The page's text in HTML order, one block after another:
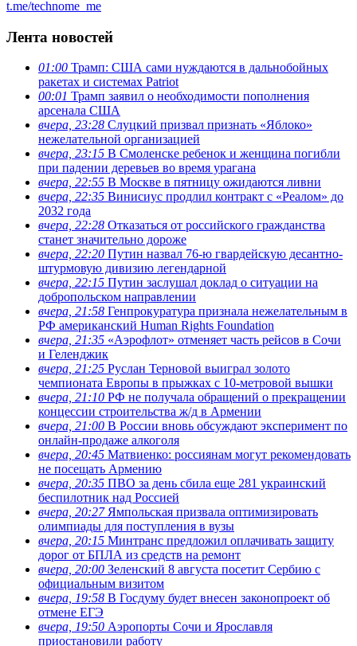
t.me/technome_me
Лента новостей
01:00 Трамп: США сами нуждаются в дальнобойных
ракетах и системах Patriot
00:01 Трамп заявил о необходимости пополнения
арсенала США
вчера, 23:28 Слуцкий призвал признать «Яблоко»
нежелательной организацией
вчера, 23:15 В Смоленске ребенок и женщина погибли
при падении деревьев во время урагана
вчера, 22:55 В Москве в пятницу ожидаются ливни
вчера, 22:35 Винисиус продлил контракт с «Реалом» до
2032 года
вчера, 22:28 Отказаться от российского гражданства
станет значительно дороже
вчера, 22:20 Путин назвал 76-ю гвардейскую десантно-
штурмовую дивизию легендарной
вчера, 22:15 Путин заслушал доклад о ситуации на
добропольском направлении
вчера, 21:58 Генпрокуратура признала нежелательным в
РФ американский Human Rights Foundation
вчера, 21:35 «Аэрофлот» отменяет часть рейсов в Сочи
и Геленджик
вчера, 21:25 Руслан Терновой выиграл золото
чемпионата Европы в прыжках с 10-метровой вышки
вчера, 21:10 РФ не получала обращений о прекращении
концессии строительства ж/д в Армении
вчера, 21:00 В России вновь обсуждают эксперимент по
онлайн-продаже алкоголя
вчера, 20:45 Матвиенко: россиянам могут рекомендовать
не посещать Армению
вчера, 20:35 ПВО за день сбила еще 281 украинский
беспилотник над Россией
вчера, 20:27Ямпольская призвала оптимизировать
олимпиады для поступления в вузы
вчера, 20:15 Минтранс предложил оплачивать защиту
дорог от БПЛА из средств на ремонт
вчера, 20:00 Зеленский 8 августа посетит Сербию с
официальным визитом
вчера, 19:58 В Госдуму будет внесен законопроект об
отмене ЕГЭ
вчера, 19:50 Аэропорты Сочи и Ярославля
приостановили работу